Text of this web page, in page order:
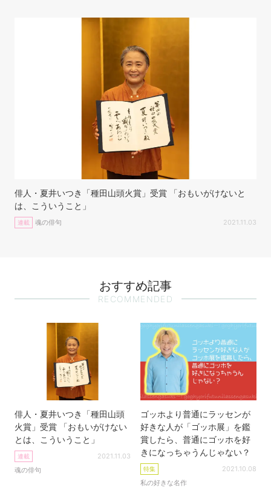
俳人・夏井いつき「種田山頭火賞」受賞 「おもいがけないと
は、こういうこと」
連載 魂の俳句 2021.11.03
おすすめ記事
RECOMMENDED
俳人・夏井いつき「種田山頭
火賞」受賞 「おもいがけない
とは、こういうこと」
連載
魂の俳句
2021.11.03
ゴッホより普通にラッセンが
好きな人が「ゴッホ展」を鑑
賞したら、普通にゴッホを好
きになっちゃうんじゃない？
特集
私の好きな名作
2021.10.08